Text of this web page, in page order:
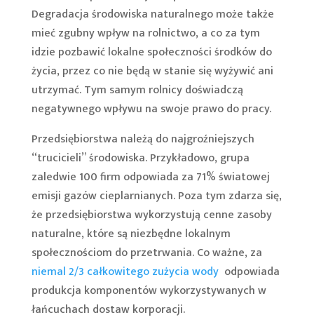
Degradacja środowiska naturalnego może także
mieć zgubny wpływ na rolnictwo, a co za tym
idzie pozbawić lokalne społeczności środków do
życia, przez co nie będą w stanie się wyżywić ani
utrzymać. Tym samym rolnicy doświadczą
negatywnego wpływu na swoje prawo do pracy.
Przedsiębiorstwa należą do najgroźniejszych
“trucicieli” środowiska. Przykładowo, grupa
zaledwie 100 firm odpowiada za 71% światowej
emisji gazów cieplarnianych. Poza tym zdarza się,
że przedsiębiorstwa wykorzystują cenne zasoby
naturalne, które są niezbędne lokalnym
społecznościom do przetrwania. Co ważne, za
niemal 2/3 całkowitego zużycia wody odpowiada
produkcja komponentów wykorzystywanych w
łańcuchach dostaw korporacji.